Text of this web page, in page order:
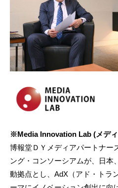
※Media Innovation Lab (メデ
博報堂ＤＹメディアパートナー
ング・コンソーシアムが、日本
動拠点とし、AdX（アド・トラ